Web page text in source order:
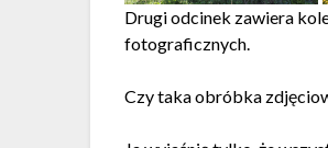
Drugi odcinek zawiera
fotograficznych.
Czy taka obróbka